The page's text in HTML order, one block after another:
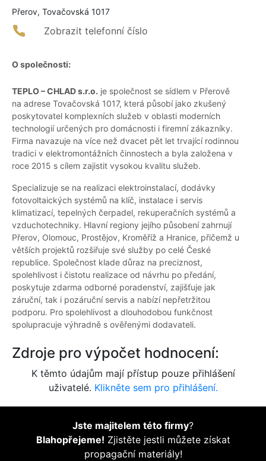
Přerov, Tovačovská 1017
Zobrazit telefonní číslo
O společnosti:
TEPLO – CHLAD s.r.o. je společnost se sídlem v Přerově
na adrese Tovačovská 1017, která působí jako zkušený
poskytovatel komplexních služeb v oblasti moderních
technologií určených pro domácnosti i firemní zákazníky.
Firma navazuje na více než dvacet pět let trvající rodinnou
tradici v elektromontážních činnostech a byla založena v
roce 2015 s cílem zajistit vysokou kvalitu služeb.
Specializuje se na realizaci elektroinstalací, dodávky
fotovoltaických systémů na klíč, instalace i servis
klimatizací, tepelných čerpadel, rekuperačních systémů a
vzduchotechniky. Hlavní regiony jejího působení zahrnují
Přerov, Olomouc, Prostějov, Kroměříž a Hranice, přičemž u
větších projektů rozšiřuje své služby po celé České
republice. Společnost klade důraz na preciznost,
spolehlivost i čistotu realizace od návrhu po předání,
poskytuje zdarma odborné poradenství, zajišťuje jak
záruční, tak i pozáruční servis a nabízí nepřetržitou
podporu. Pro spolehlivost a dlouhodobou funkčnost
spolupracuje výhradně s ověřenými dodavateli.
Zdroje pro výpočet hodnocení:
K těmto údajům mají přístup pouze přihlášení
uživatelé. Klikněte sem pro přihlášení.
Jste majitelem této firmy?
Blahopřejeme! Zjistěte jestli můžete získat
propagační materiály!